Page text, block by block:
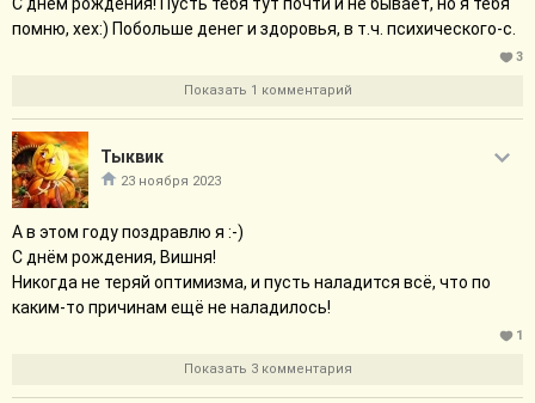
помню, хех:) Побольше денег и здоровья, в т.ч. психического-с.
3
Показать 1 комментарий
Тыквик
23 ноября 2023
А в этом году поздравлю я :-)
С днём рождения, Вишня!
Никогда не теряй оптимизма, и пусть наладится всё, что по
каким-то причинам ещё не наладилось!
1
Показать 3 комментария